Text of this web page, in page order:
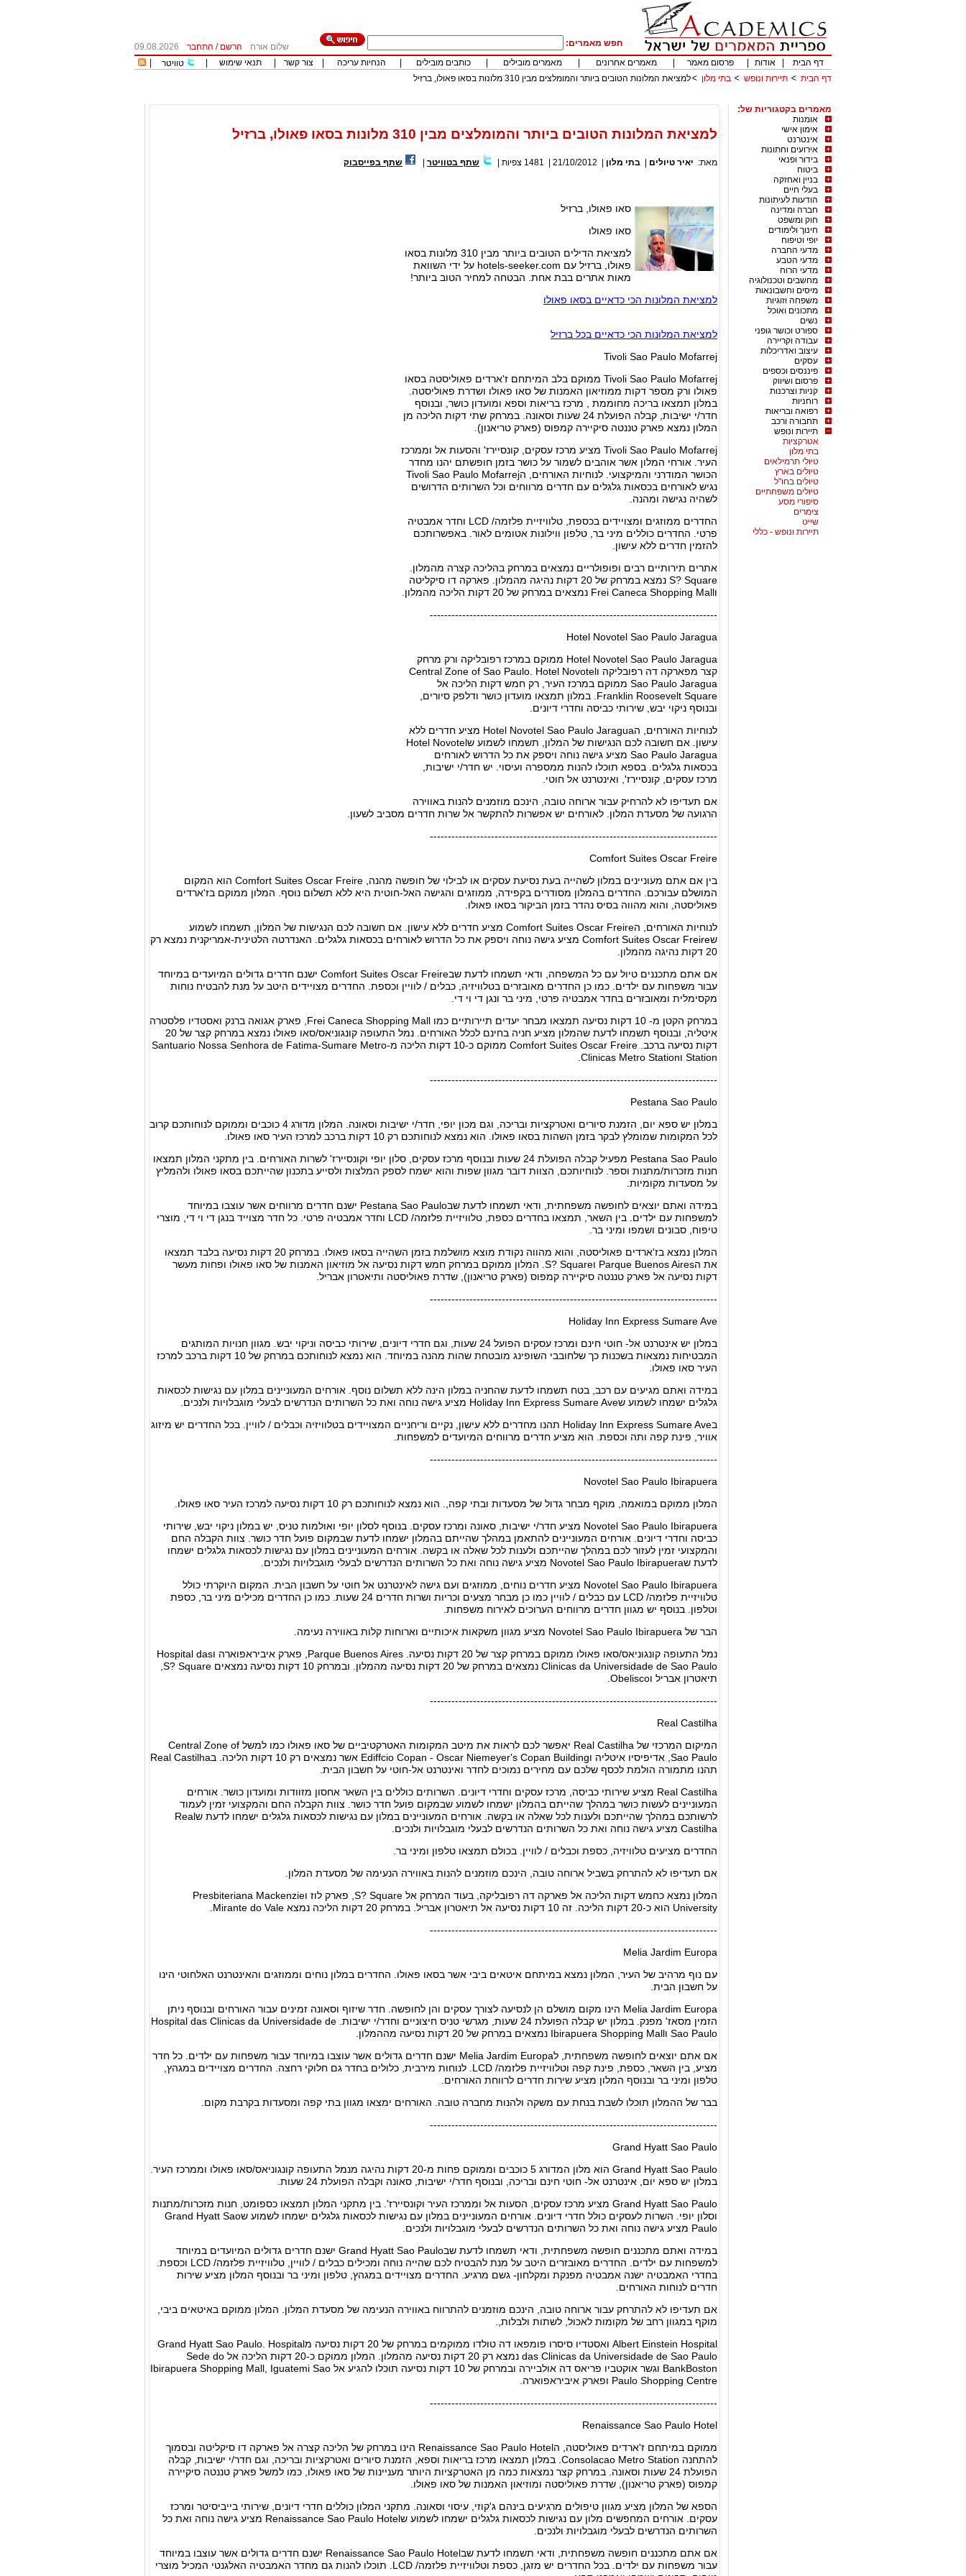
חפש מאמרים: שלום אורח הרשם / התחבר
09.08.2026
דף הבית
אודות פרסום מאמר מאמרים אחרונים מאמרים מובילים כותבים מובילים הנחיות עריכה צור קשר תנאי שימוש טוויטר
דף הבית
תיירות ונופש בתי מלון למציאת המלונות הטובים ביותר והמומלצים מבין 310 מלונות בסאו פאולו, ברזיל
מאמרים בקטגוריות של:
אומנות
אימון אישי
אינטרנט
אירועים וחתונות
בידור ופנאי
ביטוח
בניין ואחזקה
בעלי חיים
הודעות לעיתונות
חברה ומדינה
חוק ומשפט
חינוך ולימודים
יופי וטיפוח
מדעי החברה
מדעי הטבע
מדעי הרוח
מחשבים וטכנולוגיה
מיסים וחשבונאות
משפחה וזוגיות
מתכונים ואוכל
נשים
ספורט וכושר גופני
עבודה וקריירה
עיצוב ואדריכלות
עסקים
פיננסים וכספים
פרסום ושיווק
קניות וצרכנות
רוחניות
רפואה ובריאות
תחבורה ורכב
תיירות ונופש
אטרקציות
בתי מלון
טיולי תרמילאים
טיולים בארץ
טיולים בחו"ל
טיולים משפחתיים
סיפורי מסע
צימרים
שייט
תיירות ונופש - כללי
למציאת המלונות הטובים ביותר והמומלצים מבין 310 מלונות בסאו פאולו, ברזיל
מאת: יאיר טיולים בתי מלון 21/10/2012
1481 צפיות שתף בטוויטר שתף בפייסבוק
סאו פאולו, ברזיל
סאו פאולו
למציאת הדילים הטובים ביותר מבין 310 מלונות בסאו
פאולו, ברזיל עם hotels-seeker.com על ידי השוואת
מאות אתרים בבת אחת. הבטחה למחיר הטוב ביותר!
למציאת המלונות הכי כדאיים בסאו פאולו
למציאת המלונות הכי כדאיים בכל ברזיל
Tivoli Sao Paulo Mofarrej
Tivoli Sao Paulo Mofarrej ממוקם בלב המיתחם ז'ארדים פאוליסטה בסאו
פאולו ורק מספר דקות ממוזיאון האמנות של סאו פאולו ושדרת פאוליסטה.
במלון תמצאו בריכה מחוממת , מרכז בריאות וספא ומועדון כושר, ובנוסף
חדר/י ישיבות, קבלה הפועלת 24 שעות וסאונה. במרחק שתי דקות הליכה מן
המלון נמצא פארק טננטה סיקיירה קמפוס (פארק טריאנון).
Tivoli Sao Paulo Mofarrej מציע מרכז עסקים, קונסיירז' והסעות אל וממרכז
העיר. אורחי המלון אשר אוהבים לשמור על כושר בזמן חופשתם יהנו מחדר
הכושר המודרני והמיקצועי. לנוחיות האורחים, הTivoli Sao Paulo Mofarrej
נגיש לאורחים בכסאות גלגלים עם חדרים מרווחים וכל השרותים הדרושים
לשהיה נגישה ומהנה.
החדרים ממוזגים ומצויידים בכספת, טלוויזיית פלזמה/ LCD וחדר אמבטיה
פרטי. החדרים כוללים מיני בר, טלפון ווילונות אטומים לאור. באפשרותכם
להזמין חדרים ללא עישון.
אתרים תירותיים רבים ופופולריים נמצאים במרחק בהליכה קצרה מהמלון.
S? Square נמצא במרחק של 20 דקות נהיגה מהמלון. פארקה דו סיקליטה
וFrei Caneca Shopping Mall נמצאים במרחק של 20 דקות הליכה מהמלון.
--------------------------------------------------------------------------------
Hotel Novotel Sao Paulo Jaragua
Hotel Novotel Sao Paulo Jaragua ממוקם במרכז רפובליקה ורק מרחק
קצר מפארקה דה רפובליקה וCentral Zone of Sao Paulo. Hotel Novotel
Sao Paulo Jaragua ממוקם במרכז העיר, רק חמש דקות הליכה אל
Franklin Roosevelt Square. במלון תמצאו מועדון כושר ודלפק סיורים,
ובנוסף ניקוי יבש, שירותי כביסה וחדרי דיונים.
לנוחיות האורחים, הHotel Novotel Sao Paulo Jaragua מציע חדרים ללא
עישון. אם חשובה לכם הנגישות של המלון, תשמחו לשמוע שHotel Novotel
Sao Paulo Jaragua מציע גישה נוחה ויספק את כל הדרוש לאורחים
בכסאות גלגלים. בספא תוכלו להנות ממספרה ועיסוי. יש חדר/י ישיבות,
מרכז עסקים, קונסיירז', ואינטרנט אל חוטי.
אם תעדיפו לא להרחיק עבור ארוחה טובה, הינכם מוזמנים להנות באווירה
הרגועה של מסעדת המלון. לאורחים יש אפשרות להתקשר אל שרות חדרים מסביב לשעון.
--------------------------------------------------------------------------------
Comfort Suites Oscar Freire
בין אם אתם מעוניינים במלון לשהייה בעת נסיעת עסקים או לבילוי של חופשה מהנה, Comfort Suites Oscar Freire הוא המקום
המושלם עבורכם. החדרים בהמלון מסודרים בקפידה, ממוזגים והגישה האל-חוטית היא ללא תשלום נוסף. המלון ממוקם בז'ארדים
פאוליסטה, והוא מהווה בסיס נהדר בזמן הביקור בסאו פאולו.
לנוחיות האורחים, הComfort Suites Oscar Freire מציע חדרים ללא עישון. אם חשובה לכם הנגישות של המלון, תשמחו לשמוע
שComfort Suites Oscar Freire מציע גישה נוחה ויספק את כל הדרוש לאורחים בכסאות גלגלים. האנדרטה הלטינית-אמריקנית נמצא רק
20 דקות נהיגה מהמלון.
אם אתם מתכננים טיול עם כל המשפחה, ודאי תשמחו לדעת שבComfort Suites Oscar Freire ישנם חדרים גדולים המיועדים במיוחד
עבור משפחות עם ילדים. כמו כן החדרים מאובזרים בטלוויזיה, כבלים / לוויין וכספת. החדרים מצויידים היטב על מנת להבטיח נוחות
מקסימלית ומאובזרים בחדר אמבטיה פרטי, מיני בר ונגן די וי די.
במרחק הקטן מ- 10 דקות נסיעה תמצאו מבחר יעדים תיירותיים כמו Frei Caneca Shopping Mall, פארק אגואה ברנק ואסטדיו פלסטרה
איטליה, ובנוסף תשמחו לדעת שהמלון מציע חניה בחינם לכלל האורחים. נמל התעופה קונגוניאס/סאו פאולו נמצא במרחק קצר של 20
דקות נסיעה ברכב. Comfort Suites Oscar Freire ממוקם כ-10 דקות הליכה מ-Santuario Nossa Senhora de Fatima-Sumare Metro
Station וClinicas Metro Station.
--------------------------------------------------------------------------------
Pestana Sao Paulo
במלון יש ספא יום, הזמנת סיורים ואטרקציות ובריכה, וגם מכון יופי, חדר/י ישיבות וסאונה. המלון מדורג 4 כוכבים וממוקם לנוחותכם קרוב
לכל המקומות שמומלץ לבקר בזמן השהות בסאו פאולו. הוא נמצא לנוחותכם רק 10 דקות ברכב למרכז העיר סאו פאולו.
Pestana Sao Paulo מפעיל קבלה הפועלת 24 שעות ובנוסף מרכז עסקים, סלון יופי וקונסיירז' לשרות האורחים. בין מתקני המלון תמצאו
חנות מזכרות/מתנות וספר. לנוחיותכם, הצוות דובר מגוון שפות והוא ישמח לספק המלצות ולסייע בתכנון שהייתכם בסאו פאולו ולהמליץ
על מסעדות מקומיות.
במידה ואתם יוצאים לחופשה משפחתית, ודאי תשמחו לדעת שבPestana Sao Paulo ישנם חדרים מרווחים אשר עוצבו במיוחד
למשפחות עם ילדים. בין השאר, תמצאו בחדרים כספת, טלוויזיית פלזמה/ LCD וחדר אמבטיה פרטי. כל חדר מצוייד בנגן די וי די, מוצרי
טיפוח, סבונים ושמפו ומיני בר.
המלון נמצא בז'ארדים פאוליסטה, והוא מהווה נקודת מוצא מושלמת בזמן השהייה בסאו פאולו. במרחק 20 דקות נסיעה בלבד תמצאו
את הParque Buenos Aires וS? Square. המלון ממוקם במרחק חמש דקות נסיעה אל מוזיאון האמנות של סאו פאולו ופחות מעשר
דקות נסיעה אל פארק טננטה סיקיירה קמפוס (פארק טריאנון), שדרת פאוליסטה ותיאטרון אבריל.
--------------------------------------------------------------------------------
Holiday Inn Express Sumare Ave
במלון יש אינטרנט אל- חוטי חינם ומרכז עסקים הפועל 24 שעות, וגם חדרי דיונים, שירותי כביסה וניקוי יבש. מגוון חנויות המותגים
המבטיחות נמצאות בשכנות כך שלחובבי השופינג מובטחת שהות מהנה במיוחד. הוא נמצא לנוחותכם במרחק של 10 דקות ברכב למרכז
העיר סאו פאולו.
במידה ואתם מגיעים עם רכב, בטח תשמחו לדעת שהחניה במלון הינה ללא תשלום נוסף. אורחים המעוניינים במלון עם נגישות לכסאות
גלגלים ישמחו לשמוע שHoliday Inn Express Sumare Ave מציע גישה נוחה ואת כל השרותים הנדרשים לבעלי מוגבלויות ולנכים.
בHoliday Inn Express Sumare Ave תהנו מחדרים ללא עישון, נקיים וריחניים המצויידים בטלוויזיה וכבלים / לוויין. בכל החדרים יש מיזוג
אוויר, פינת קפה ותה וכספת. הוא מציע חדרים מרווחים המיועדים למשפחות.
--------------------------------------------------------------------------------
Novotel Sao Paulo Ibirapuera
המלון ממוקם במואמה, מוקף מבחר גדול של מסעדות ובתי קפה,. הוא נמצא לנוחותכם רק 10 דקות נסיעה למרכז העיר סאו פאולו.
Novotel Sao Paulo Ibirapuera מציע חדר/י ישיבות, סאונה ומרכז עסקים. בנוסף לסלון יופי ואולמות טניס, יש במלון ניקוי יבש, שירותי
כביסה וחדרי דיונים. אורחים המעוניינים להתאמן במהלך שהייתם בהמלון ישמחו לדעת שבמקום פועל חדר כושר. צוות הקבלה החם
והמקצועי זמין לעזור לכם במהלך שהייתכם ולענות לכל שאלה או בקשה. אורחים המעוניינים במלון עם נגישות לכסאות גלגלים ישמחו
לדעת שNovotel Sao Paulo Ibirapuera מציע גישה נוחה ואת כל השרותים הנדרשים לבעלי מוגבלויות ולנכים.
Novotel Sao Paulo Ibirapuera מציע חדרים נוחים, ממוזגים ועם גישה לאינטרנט אל חוטי על חשבון הבית. המקום היוקרתי כולל
טלוויזיית פלזמה/ LCD עם כבלים / לוויין כמו כן מבחר מצעים וכריות ושרות חדרים 24 שעות. כמו כן החדרים מכילים מיני בר, כספת
וטלפון. בנוסף יש מגוון חדרים מרווחים הערוכים לאירוח משפחות.
הבר של Novotel Sao Paulo Ibirapuera מציע מגוון משקאות איכותיים וארוחות קלות באווירה נעימה.
נמל התעופה קונגוניאס/סאו פאולו ממוקם במרחק קצר של 20 דקות נסיעה. Parque Buenos Aires, פארק איביראפוארה וHospital das
תיאטרון אבריל וObelisco.
--------------------------------------------------------------------------------
Real Castilha
המיקום המרכזי של Real Castilha יאפשר לכם לראות את מיטב המקומות האטרקטיביים של סאו פאולו כמו למשל Central Zone of
Sao Paulo, אדיפיסיו איטליה וEdiffcio Copan - Oscar Niemeyer's Copan Building אשר נמצאים רק 10 דקות הליכה. בReal Castilha
תהנו מתמורה הולמת לכסף שלכם עם מחירים נמוכים לחדר ואינטרנט אל-חוטי על חשבון הבית.
Real Castilha מציע שירותי כביסה, מרכז עסקים וחדרי דיונים. השרותים כוללים בין השאר אחסון מזוודות ומועדון כושר. אורחים
המעוניינים לעשות כושר במהלך שהייתם בהמלון ישמחו לשמוע שבמקום פועל חדר כושר. צוות הקבלה החם והמקצועי זמין לעמוד
לרשותכם במהלך שהייתכם ולענות לכל שאלה או בקשה. אורחים המעוניינים במלון עם נגישות לכסאות גלגלים ישמחו לדעת שReal
Castilha מציע גישה נוחה ואת כל השרותים הנדרשים לבעלי מוגבלויות ולנכים.
החדרים מציעים טלוויזיה, כספת וכבלים / לוויין. בכולם תמצאו טלפון ומיני בר.
אם תעדיפו לא להתרחק בשביל ארוחה טובה, הינכם מוזמנים להנות באווירה הנעימה של מסעדת המלון.
המלון נמצא כחמש דקות הליכה אל פארקה דה רפובליקה, בעוד המרחק אל S? Square, פארק לוז וPresbiteriana Mackenzie
University הוא כ-20 דקות הליכה. זה 10 דקות נסיעה אל תיאטרון אבריל. במרחק 20 דקות הליכה נמצא Mirante do Vale.
--------------------------------------------------------------------------------
Melia Jardim Europa
עם נוף מרהיב של העיר, המלון נמצא במיתחם איטאים ביבי אשר בסאו פאולו. החדרים במלון נוחים וממוזגים והאינטרנט האלחוטי הינו
על חשבון הבית.
Melia Jardim Europa הינו מקום מושלם הן לנסיעה לצורך עסקים והן לחופשה. חדר שיזוף וסאונה זמינים עבור האורחים ובנוסף ניתן
הזמין מסאז' מפנק. במלון יש קבלה הפועלת 24 שעות, מגרשי טניס חיצוניים וחדר/י ישיבות. Hospital das Clinicas da Universidade de
Sao Paulo וIbirapuera Shopping Mall נמצאים במרחק של 20 דקות נסיעה מההמלון.
אם אתם יוצאים לחופשה משפחתית, לMelia Jardim Europa ישנם חדרים גדולים אשר עוצבו במיוחד עבור משפחות עם ילדים. כל חדר
מציע, בין השאר, כספת, פינת קפה וטלוויזיית פלזמה/ LCD. לנוחות מירבית, כלולים בחדר גם חלוקי רחצה. החדרים מצויידים במגהץ,
טלפון ומיני בר ובנוסף המלון מציע שירות חדרים לרווחת האורחים.
בבר של ההמלון תוכלו לשבת בנחת עם משקה ולהנות מחברה טובה. האורחים ימצאו מגוון בתי קפה ומסעדות בקרבת מקום.
--------------------------------------------------------------------------------
Grand Hyatt Sao Paulo
Grand Hyatt Sao Paulo הוא מלון המדורג 5 כוכבים וממוקם פחות מ-20 דקות נהיגה מנמל התעופה קונגוניאס/סאו פאולו וממרכז העיר.
במלון יש ספא יום, אינטרנט אל- חוטי חינם ובריכה, ובנוסף חדר/י ישיבות, סאונה וקבלה הפועלת 24 שעות.
Grand Hyatt Sao Paulo מציע מרכז עסקים, הסעות אל וממרכז העיר וקונסיירז'. בין מתקני המלון תמצאו כספומט, חנות מזכרות/מתנות
וסלון יופי. השרות לעסקים כולל חדרי דיונים. אורחים המעוניינים במלון עם נגישות לכסאות גלגלים ישמחו לשמוע שGrand Hyatt Sao
Paulo מציע גישה נוחה ואת כל השרותים הנדרשים לבעלי מוגבלויות ולנכים.
במידה ואתם מתכננים חופשה משפחתית, ודאי תשמחו לדעת שבGrand Hyatt Sao Paulo ישנם חדרים גדולים המיועדים במיוחד
למשפחות עם ילדים. החדרים מאובזרים היטב על מנת להבטיח לכם שהייה נוחה ומכילים כבלים / לוויין, טלוויזיית פלזמה/ LCD וכספת.
בחדרי האמבטיה ישנה אמבטיה מפנקת ומקלחון- גשם מרגיע. החדרים מצויידים במגהץ, טלפון ומיני בר ובנוסף המלון מציע שירות
חדרים לנוחות האורחים.
אם תעדיפו לא להתרחק עבור ארוחה טובה, הינכם מוזמנים להתרווח באווירה הנעימה של מסעדת המלון. המלון ממוקם באיטאים ביבי,
מוקף במגוון רחב של מקומות לאכול, לשתות ולבלות,.
Albert Einstein Hospital ואסטדיו סיסרו פומפאו דה טולדו ממוקמים במרחק של 20 דקות נסיעה מGrand Hyatt Sao Paulo. Hospital
das Clinicas da Universidade de Sao Paulo נמצא רק 20 דקות נסיעה מהמלון. המלון ממוקם כ-20 דקות הליכה אל Sede do
BankBoston וגשר אוקטביו פריאס דה אולביירה ובמרחק של 10 דקות נסיעה תוכלו להגיע אל Ibirapuera Shopping Mall, Iguatemi Sao
Paulo Shopping Centre ופארק איביראפוארה.
--------------------------------------------------------------------------------
Renaissance Sao Paulo Hotel
ממוקם במיתחם ז'ארדים פאוליסטה, הRenaissance Sao Paulo Hotel הינו במרחק של הליכה קצרה אל פארקה דו סיקליטה ובסמוך
להתחנה Consolacao Metro Station. במלון תמצאו מרכז בריאות וספא, הזמנת סיורים ואטרקציות ובריכה, וגם חדר/י ישיבות, קבלה
הפועלת 24 שעות וסאונה. במרחק קצר נמצאות כמה מן האטרקציות היותר מעניינות של סאו פאולו, כמו למשל פארק טננטה סיקיירה
קמפוס (פארק טריאנון), שדרת פאוליסטה ומוזיאון האמנות של סאו פאולו.
הספא של המלון מציע מגוון טיפולים מרגיעים בינהם ג'קוזי, עיסוי וסאונה. מתקני המלון כוללים חדרי דיונים, שירותי בייביסיטר ומרכז
עסקים. אורחים המחפשים מלון עם נגישות לכסאות גלגלים ישמחו לשמוע שRenaissance Sao Paulo Hotel מציע גישה נוחה ואת כל
השרותים הנדרשים לבעלי מוגבלויות ולנכים.
אם אתם מתכננים חופשה משפחתית, ודאי תשמחו לדעת שבRenaissance Sao Paulo Hotel ישנם חדרים גדולים אשר עוצבו במיוחד
עבור משפחות עם ילדים. בכל החדרים יש מזגן, כספת וטלוויזיית פלזמה/ LCD. תוכלו להנות גם מחדר האמבטיה האלגנטי המכיל מוצרי